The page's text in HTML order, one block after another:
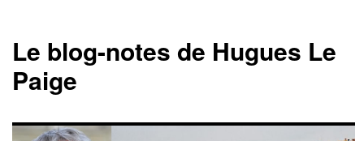
Le blog-notes de Hugues Le
Paige